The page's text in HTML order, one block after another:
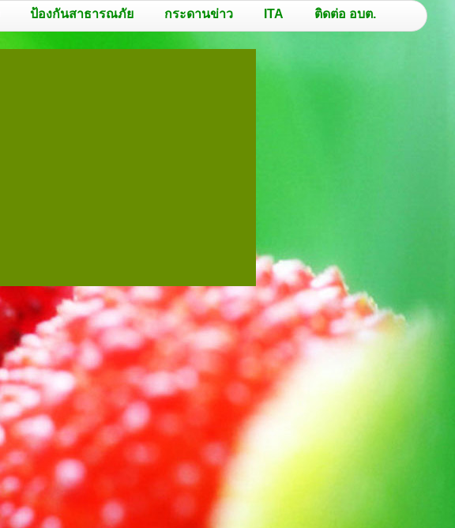
ป้องกันสาธารณภัย กระดานข่าว ITA ติดต่อ อบต.